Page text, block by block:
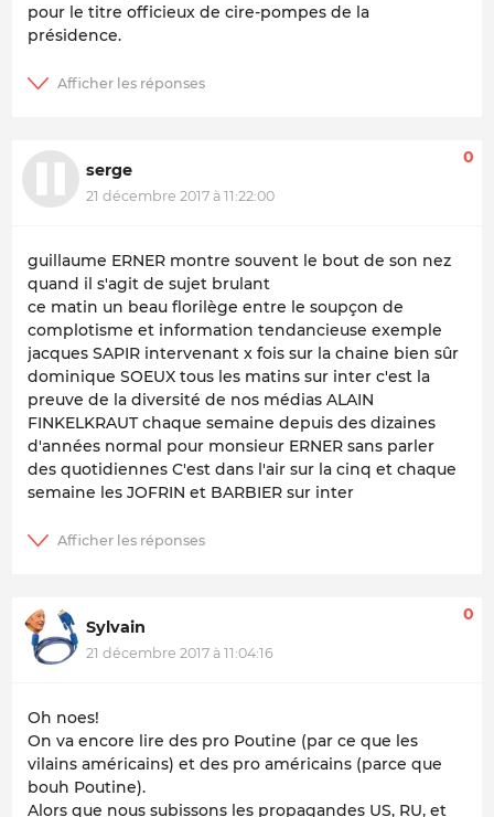
pour le titre officieux de cire-pompes de la
présidence.
serge
21 décembre 2017 à 11:22:00
0
guillaume ERNER montre souvent le bout de son nez
quand il s'agit de sujet brulant
ce matin un beau florilège entre le soupçon de
complotisme et information tendancieuse exemple
jacques SAPIR intervenant x fois sur la chaine bien sûr
dominique SOEUX tous les matins sur inter c'est la
preuve de la diversité de nos médias ALAIN
FINKELKRAUT chaque semaine depuis des dizaines
d'années normal pour monsieur ERNER sans parler
des quotidiennes C'est dans l'air sur la cinq et chaque
semaine les JOFRIN et BARBIER sur inter
Sylvain
21 décembre 2017 à 11:04:16
0
Oh noes!
On va encore lire des pro Poutine (par ce que les
vilains américains) et des pro américains (parce que
bouh Poutine).
Alors que nous subissons les propagandes US, RU, et